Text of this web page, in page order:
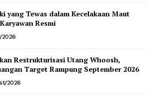
yang Tewas dalam Kecelakaan Maut
Resmi
2026
Restrukturisasi Utang Whoosh,
Target Rampung September 2026
2026